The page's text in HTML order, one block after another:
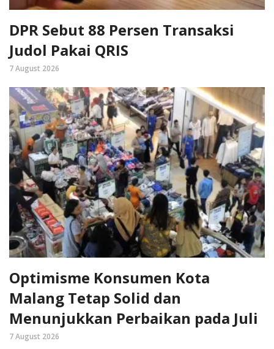
DPR Sebut 88 Persen Transaksi
Judol Pakai QRIS
7 August 2026
Optimisme Konsumen Kota
Malang Tetap Solid dan
Menunjukkan Perbaikan pada Juli
7 August 2026